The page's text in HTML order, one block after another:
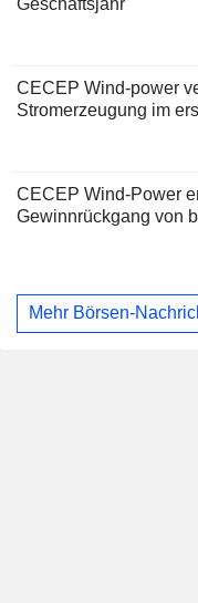
CECEP Wind-power
Stromerzeugung im
CECEP Wind-Power
Gewinnrückgang von
Mehr Börsen-